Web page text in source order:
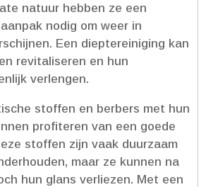
natuur hebben ze een
nodig om weer in
Een dieptereiniging kan
revitaliseren en hun
verlengen.​
stoffen en berbers met hun
profiteren van een goede
stoffen zijn vaak duurzaam
maar ze kunnen na
hun glans verliezen.​ Met een